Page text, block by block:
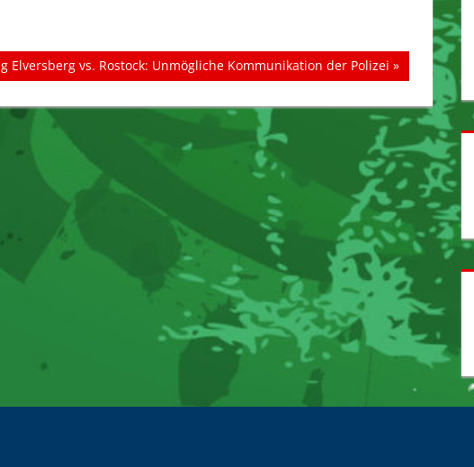
Elversberg vs. Rostock: Unmögliche Kommunikation der Polizei